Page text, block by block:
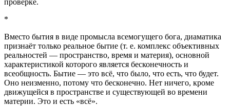
*
Вместо бытия в виде промысла всемогущего бога, диаматика
признаёт только реальное бытие (т. е. комплекс объективных
реальностей — пространство, время и материя), основной
характеристикой которого является бесконечность и
всеобщность. Бытие — это всё, что было, что есть, что будет.
Оно неизменно, потому что бесконечно. Нет ничего, кроме
движущейся в пространстве и существующей во времени
материи. Это и есть «всё».